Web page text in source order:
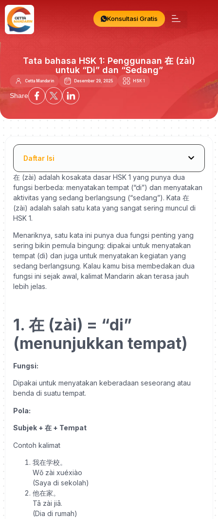
Konsultasi Gratis
Tata bahasa HSK 1: Penggunaan 在 (zài)
untuk “Di” dan “Sedang”
Cetta Mandarin Desember 29, 2025 HSK 1
Share
Daftar Isi
在 (zài) adalah kosakata dasar HSK 1 yang punya dua
fungsi berbeda: menyatakan tempat (“di”) dan menyatakan
aktivitas yang sedang berlangsung (“sedang”). Kata 在
(zài) adalah salah satu kata yang sangat sering muncul di
HSK 1.
Menariknya, satu kata ini punya dua fungsi penting yang
sering bikin pemula bingung: dipakai untuk menyatakan
tempat (di) dan juga untuk menyatakan kegiatan yang
sedang berlangsung. Kalau kamu bisa membedakan dua
fungsi ini sejak awal, kalimat Mandarin akan terasa jauh
lebih jelas.
1. 在 (zài) = “di”
(menunjukkan tempat)
Fungsi:
Dipakai untuk menyatakan keberadaan seseorang atau
benda di suatu tempat.
Pola:
Subjek + 在 + Tempat
Contoh kalimat
我在学校。
Wǒ zài xuéxiào
(Saya di sekolah)
他在家。
Tā zài jiā.
(Dia di rumah)